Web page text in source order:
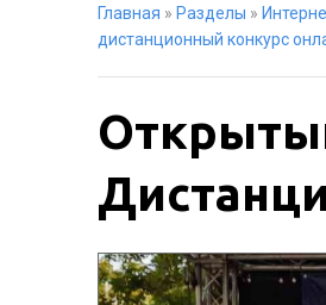
Главная » Разделы »
дистанционный конкурс